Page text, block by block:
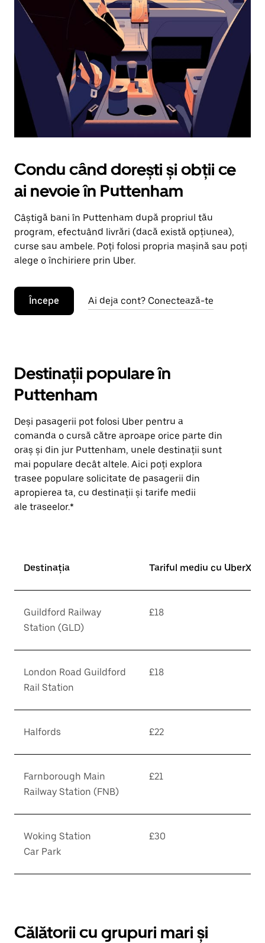
în
jos.
Închide
calendarul
apăsând
pe
butonul
Escape.
Condu când dorești și obții ce
ai nevoie în Puttenham
Câștigă bani în Puttenham după propriul tău
program, efectuând livrări (dacă există opțiunea),
curse sau ambele. Poți folosi propria mașină sau poți
alege o închiriere prin Uber.
Începe Ai deja cont? Conectează-te
Destinații populare în
Puttenham
Deși pasagerii pot folosi Uber pentru a
comanda o cursă către aproape orice parte din
oraș și din jur Puttenham, unele destinații sunt
mai populare decât altele. Aici poți explora
trasee populare solicitate de pasagerii din
apropierea ta, cu destinații și tarife medii
ale traseelor.*
Destinația Tariful mediu cu UberX*
Guildford Railway
Station (GLD)
£18
London Road Guildford
Rail Station
£18
Halfords £22
Farnborough Main
Railway Station (FNB)
£21
Woking Station
Car Park
£30
Călătorii cu grupuri mari și